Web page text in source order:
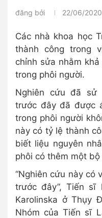
đăng bởi 22/06/2020
Các nhà khoa học
thành công trong
chỉnh sửa nhằm
trong phôi người.
Nghiên cứu đã sử
trước đây đã được
trong phôi người
này có tỷ lệ thành
biết liệu nguyên
phôi có thêm một
“Nghiên cứu này có
trước đây”, Tiến sĩ
Karolinska ở Thụy
Nhóm của Tiến sĩ